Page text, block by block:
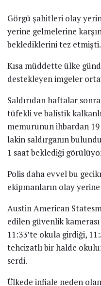
Görgü şahitleri olay
yerine gelmelerine
beklediklerini tez etmişti.
Kısa müddette ülke
destekleyen imgeler
Saldırıdan haftalar
tüfekli ve balistik
memurunun ihbardan
lakin saldırganın
1 saat beklediği
Polis daha evvel bu
ekipmanların olay
Austin American
edilen güvenlik
11:33’te okula girdiği,
tehcizatlı bir halde
serdi.
Ülkede infiale neden